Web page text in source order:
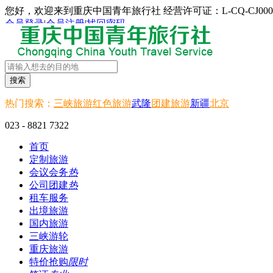
您好，欢迎来到重庆中国青年旅行社 经营许可证：L-CQ-
会员登录|会员注册|找回密码
搜索
热门搜索： 三峡旅游红色旅游武隆团建旅游新疆北京
023 - 8821 7322
首页
定制旅游
会议会务热
公司团建热
租车服务
出境旅游
国内旅游
三峡游轮
重庆旅游
特价抢购限时